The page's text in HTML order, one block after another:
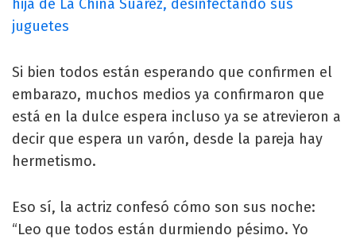
hija de La China Suárez, desinfectando sus
juguetes
Si bien todos están esperando que confirmen el
embarazo, muchos medios ya confirmaron que
está en la dulce espera incluso ya se atrevieron a
decir que espera un varón, desde la pareja hay
hermetismo.
Eso sí, la actriz confesó cómo son sus noche:
“Leo que todos están durmiendo pésimo. Yo